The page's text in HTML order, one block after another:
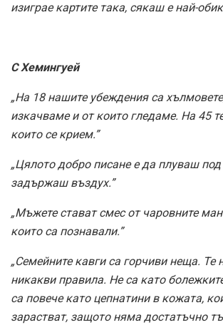
изиграе картите така, сякаш е най-
С Хемингуей
„На 18 нашите убеждения са
изкачваме и от които гледаме. На 45
които се крием.”
„Цялото добро писане е да плуваш
задържаш въздух.”
„Мъжете стават смес от чаровните
които са познавали.”
„Семейните кавги са горчиви неща. Те
никакви правила. Не са като
са повече като цепнатини в кожата,
зарастват, защото няма достатъчно